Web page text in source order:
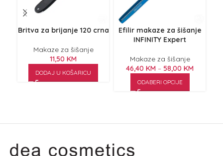
Britva za brijanje 120 crna
Makaze za šišanje
11,50 KM
DODAJ U KOŠARICU
Efilir makaze za šišanje
INFINITY Expert
Makaze za šišanje
46,40 KM – 58,00 KM
ODABERI OPCIJE